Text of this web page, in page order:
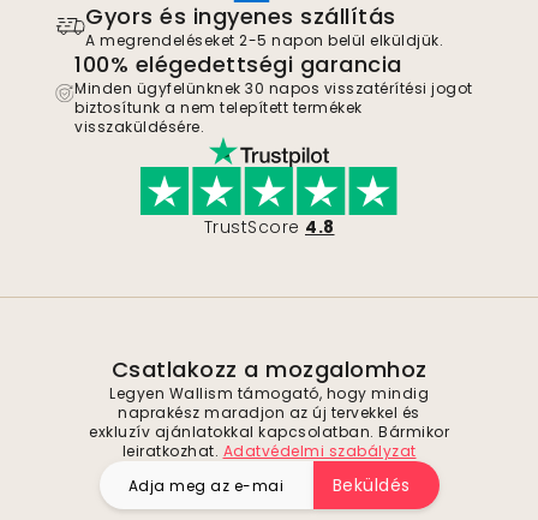
Gyors és ingyenes szállítás
A megrendeléseket 2-5 napon belül elküldjük.
100% elégedettségi garancia
Minden ügyfelünknek 30 napos visszatérítési jogot
biztosítunk a nem telepített termékek
visszaküldésére.
TrustScore 4.8
Csatlakozz a mozgalomhoz
Legyen Wallism támogató, hogy mindig
naprakész maradjon az új tervekkel és
exkluzív ajánlatokkal kapcsolatban. Bármikor
leiratkozhat. Adatvédelmi szabályzat
Beküldés